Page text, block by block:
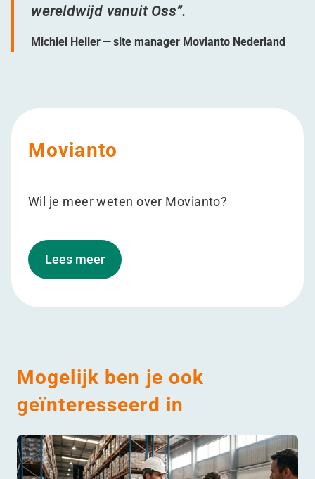
wereldwijd vanuit Oss”.
Michiel Heller — site manager Movianto Nederland
Movianto
Wil je meer weten over Movianto?
Lees meer
Mogelijk ben je ook
geïnteresseerd in